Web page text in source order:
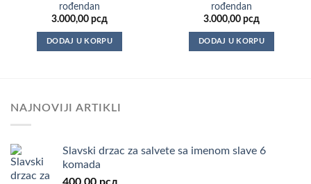
rođendan
3.000,00 рсд
DODAJ U KORPU
rođendan
3.000,00 рсд
DODAJ U KORPU
NAJNOVIJI ARTIKLI
Slavski drzac za salvete sa imenom slave 6
komada